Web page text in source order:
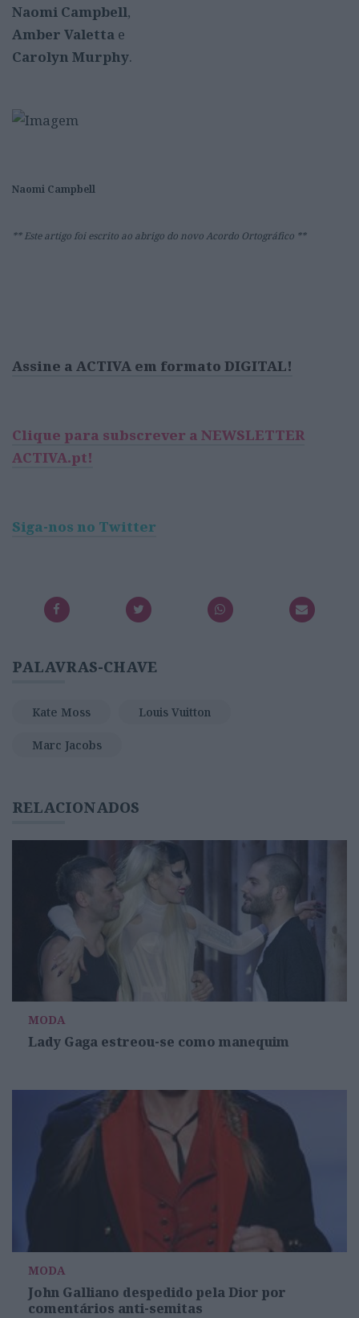
Naomi Campbell,
Amber Valetta e
Carolyn Murphy.
Naomi Campbell
** Este artigo foi escrito ao abrigo do novo Acordo Ortográfico **
Assine a ACTIVA em formato DIGITAL!
Clique para subscrever a NEWSLETTER
ACTIVA.pt!
Siga-nos no Twitter
PALAVRAS-CHAVE
Kate Moss Louis Vuitton
Marc Jacobs
RELACIONADOS
MODA
Lady Gaga estreou-se como manequim
MODA
John Galliano despedido pela Dior por
comentários anti-semitas